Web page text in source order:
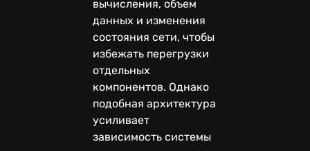
вычисления, объем
данных и изменения
состояния сети, чтобы
избежать перегрузки
отдельных
компонентов. Однако
подобная архитектура
усиливает
зависимость системы